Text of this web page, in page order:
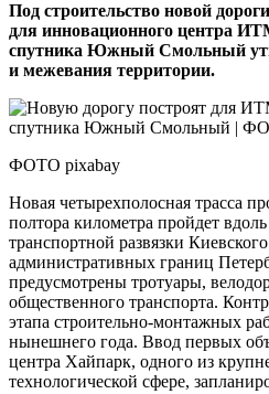
Под строительство новой
для инновационного центра
спутника Южный Смольный
и межевания территории.
ФОТО pixabay
Новая четырехполосная трасса
полтора километра пройдет
транспортной развязки
административных границ
предусмотрены тротуары,
общественного транспорта.
этапа строительно-монтажных
нынешнего года. Ввод первых
центра Хайпарк, одного из
технологической сфере,